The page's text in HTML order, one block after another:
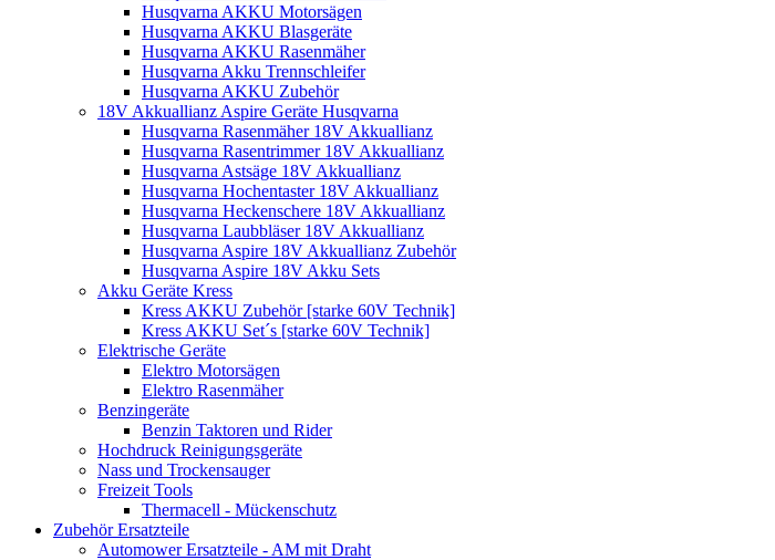
Husqvarna AKKU Motorsägen
Husqvarna AKKU Blasgeräte
Husqvarna AKKU Rasenmäher
Husqvarna Akku Trennschleifer
Husqvarna AKKU Zubehör
18V Akkuallianz Aspire Geräte Husqvarna
Husqvarna Rasenmäher 18V Akkuallianz
Husqvarna Rasentrimmer 18V Akkuallianz
Husqvarna Astsäge 18V Akkuallianz
Husqvarna Hochentaster 18V Akkuallianz
Husqvarna Heckenschere 18V Akkuallianz
Husqvarna Laubbläser 18V Akkuallianz
Husqvarna Aspire 18V Akkuallianz Zubehör
Husqvarna Aspire 18V Akku Sets
Akku Geräte Kress
Kress AKKU Zubehör [starke 60V Technik]
Kress AKKU Set´s [starke 60V Technik]
Elektrische Geräte
Elektro Motorsägen
Elektro Rasenmäher
Benzingeräte
Benzin Taktoren und Rider
Hochdruck Reinigungsgeräte
Nass und Trockensauger
Freizeit Tools
Thermacell - Mückenschutz
Zubehör Ersatzteile
Automower Ersatzteile - AM mit Draht